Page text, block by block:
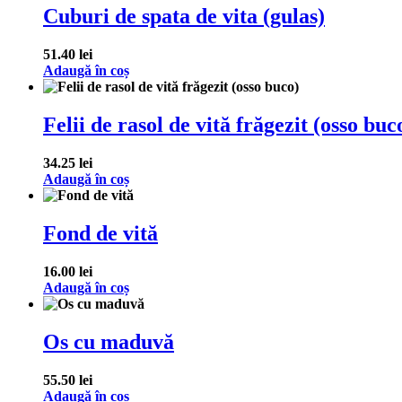
Cuburi de spata de vita (gulas)
51.40 lei
Adaugă în coș
Felii de rasol de vită frăgezit (osso
34.25 lei
Adaugă în coș
Fond de vită
16.00 lei
Adaugă în coș
Os cu maduvă
55.50 lei
Adaugă în coș